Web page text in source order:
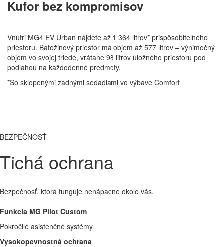
Kufor bez kompromisov
Vnútri MG4 EV Urban nájdete až 1 364 litrov* prispôsobiteľného
priestoru. Batožinový priestor má objem až 577 litrov – výnimočný
objem vo svojej triede, vrátane 98 litrov úložného priestoru pod
podlahou na každodenné predmety.
*So sklopenými zadnými sedadlami vo výbave Comfort
BEZPEČNOSŤ
Tichá ochrana
Bezpečnosť, ktorá funguje nenápadne okolo vás.
Funkcia MG Pilot Custom
Pokročilé asistenčné systémy
Vysokopevnostná ochrana